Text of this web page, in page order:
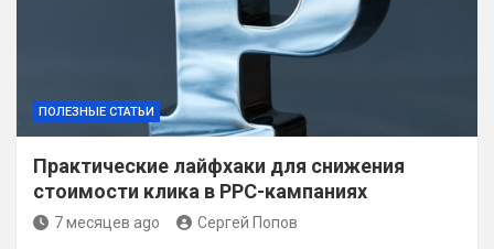
ПОЛЕЗНЫЕ СТАТЬИ
Практические лайфхаки для снижения
стоимости клика в PPC-кампаниях
7 месяцев ago Сергей Попов